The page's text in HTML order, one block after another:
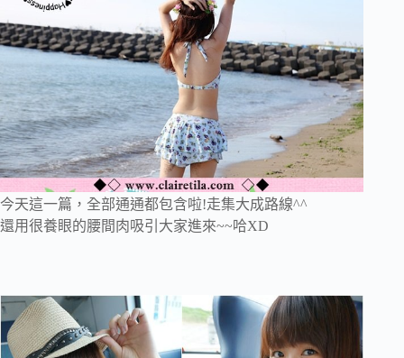
今天這一篇，全部通通都包含啦!走集大成路線^^
還用很養眼的腰間肉吸引大家進來~~哈XD